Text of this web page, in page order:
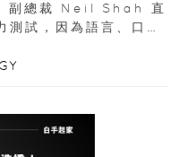
總裁 Neil Shah 直
試，因為語言、口音